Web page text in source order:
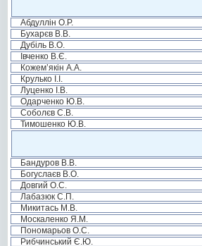
Абдуллін О.Р.
Бухарєв В.В.
Дубіль В.О.
Івченко В.Є.
Кожем’якін А.А.
Крулько І.І.
Луценко І.В.
Одарченко Ю.В.
Соболєв С.В.
Тимошенко Ю.В.
Бандуров В.В.
Богуслаєв В.О.
Довгий О.С.
Лабазюк С.П.
Микитась М.В.
Москаленко Я.М.
Пономарьов О.С.
Рибчинський Є.Ю.